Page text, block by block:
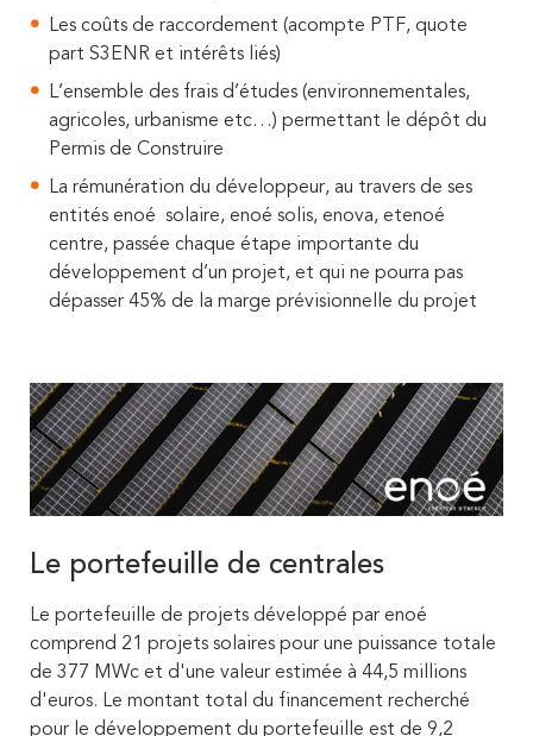
Les coûts de raccordement (acompte PTF, quote
part S3ENR et intérêts liés)
L’ensemble des frais d’études (environnementales,
agricoles, urbanisme etc…) permettant le dépôt du
Permis de Construire
La rémunération du développeur, au travers de ses
entités enoé solaire, enoé solis, enova, etenoé
centre, passée chaque étape importante du
développement d’un projet, et qui ne pourra pas
dépasser 45% de la marge prévisionnelle du projet
Le portefeuille de centrales
Le portefeuille de projets développé par enoé
comprend 21 projets solaires pour une puissance totale
de 377 MWc et d'une valeur estimée à 44,5 millions
d'euros. Le montant total du financement recherché
pour le développement du portefeuille est de 9,2